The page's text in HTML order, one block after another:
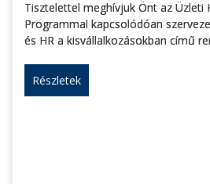
Tisztelettel meghívjuk Önt az Üzleti
Programmal kapcsolódóan
és HR a kisvállalkozásokban című
Részletek